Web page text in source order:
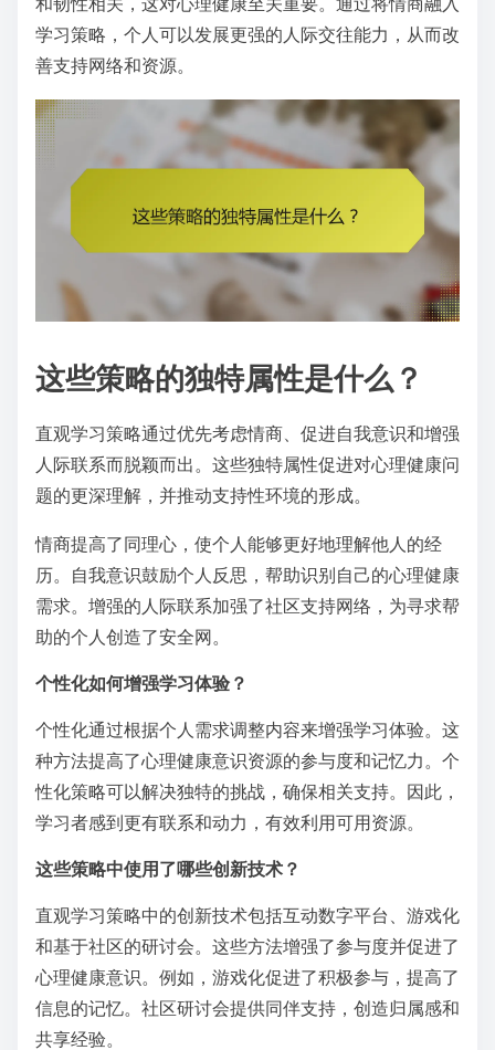
学习策略，个人可以发展更强的人际交往能力，从而改
善支持网络和资源。
这些策略的独特属性是什么？
直观学习策略通过优先考虑情商、促进自我意识和增强
人际联系而脱颖而出。这些独特属性促进对心理健康问
题的更深理解，并推动支持性环境的形成。
情商提高了同理心，使个人能够更好地理解他人的经
历。自我意识鼓励个人反思，帮助识别自己的心理健康
需求。增强的人际联系加强了社区支持网络，为寻求帮
助的个人创造了安全网。
个性化如何增强学习体验？
个性化通过根据个人需求调整内容来增强学习体验。这
种方法提高了心理健康意识资源的参与度和记忆力。个
性化策略可以解决独特的挑战，确保相关支持。因此，
学习者感到更有联系和动力，有效利用可用资源。
这些策略中使用了哪些创新技术？
直观学习策略中的创新技术包括互动数字平台、游戏化
和基于社区的研讨会。这些方法增强了参与度并促进了
心理健康意识。例如，游戏化促进了积极参与，提高了
信息的记忆。社区研讨会提供同伴支持，创造归属感和
共享经验。